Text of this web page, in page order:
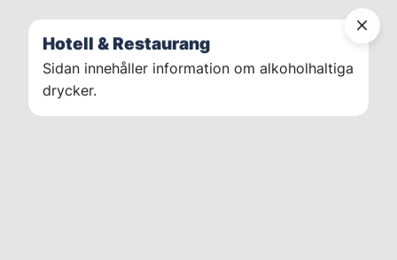
Hotell & Restaurang
Sidan innehåller information om alkoholhaltiga
drycker.